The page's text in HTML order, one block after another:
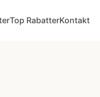
Top RabatterKontakt